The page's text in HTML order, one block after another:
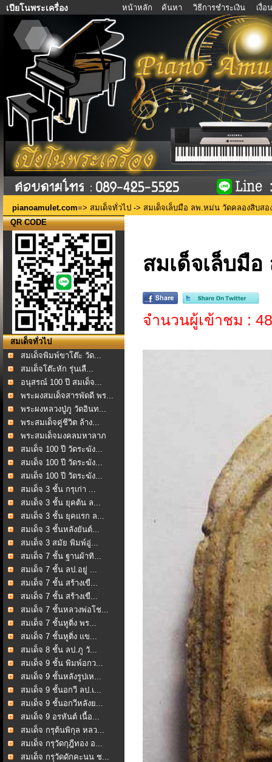
เปียโนพระเครื่อง หน้าหลัก ค้นหา วิธีการชำระเงิน เงื่
pianoamulet.com=> สมเด็จทั่วไป -> สมเด็จเล็บมือ ลพ.หม่น วัดคลองสิบส
QR CODE
สมเด็จทั่วไป
สมเด็จพิมพ์ขาโต๊ะ วัด...
สมเด็จโต๊ะหัก รุ่นเลื...
อนุสรณ์ 100 ปี สมเด็จ...
พระผงสมเด็จสารพัดดี พร...
พระผงหลวงปู่ภู วัดอินท...
พระสมเด็จคู่ชีวิต ล้าง...
พระสมเด็จมงคลมหาลาภ
หล... สมเด็จ 100 ปี วัดระฆัง...
สมเด็จ 100 ปี วัดระฆัง...
สมเด็จ 100 ปี วัดระฆัง...
สมเด็จ 3 ชั้น กรุเก่า ...
สมเด็จ 3 ชั้น ยุคต้น ล...
สมเด็จ 3 ชั้น ยุคแรก ล...
สมเด็จ 3 ชั้นหลังยันต์...
สมเด็จ 3 สมัย พิมพ์อู่...
สมเด็จ 7 ชั้น ฐานผ้าทิ...
สมเด็จ 7 ชั้น ลป.อยู่ ...
สมเด็จ 7 ชั้น สร้างเขื...
สมเด็จ 7 ชั้น สร้างเขื...
สมเด็จ 7 ชั้นหลวงพ่อโช...
สมเด็จ 7 ชั้นหูติ่ง พร...
สมเด็จ 7 ชั้นหูติ่ง แข...
สมเด็จ 8 ชั้น ลป.ภู วั...
สมเด็จ 9 ชั้น พิมพ์อกว...
สมเด็จ 9 ชั้นหลังรูปเห...
สมเด็จ 9 ชั้นอกวี ลป.เ...
สมเด็จ 9 ชั้นอกวีหลังย...
สมเด็จ 9 อรหันต์ เนื้อ...
สมเด็จ กรุต้นพิกุล หลว...
สมเด็จ กรุวัดกุฎีทอง อ...
สมเด็จ กรุวัดดักคะนน ช...
สมเด็จเล็บมื
จำนวนผู้เข้าชม :